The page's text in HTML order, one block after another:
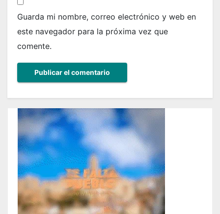
Guarda mi nombre, correo electrónico y web en
este navegador para la próxima vez que
comente.